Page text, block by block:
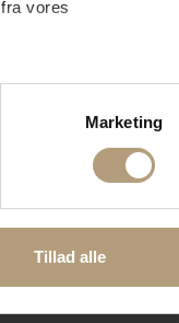
vores
oplysninger, du har
Marketing
Tillad alle
Information
VARENR.
VÆGT